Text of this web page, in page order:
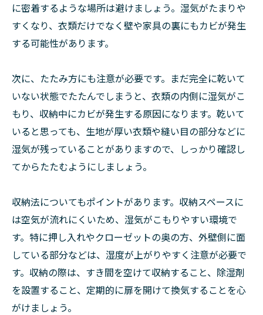
に密着するような場所は避けましょう。湿気がたまりや
すくなり、衣類だけでなく壁や家具の裏にもカビが発生
する可能性があります。
次に、たたみ方にも注意が必要です。まだ完全に乾いて
いない状態でたたんでしまうと、衣類の内側に湿気がこ
もり、収納中にカビが発生する原因になります。乾いて
いると思っても、生地が厚い衣類や縫い目の部分などに
湿気が残っていることがありますので、しっかり確認し
てからたたむようにしましょう。
収納法についてもポイントがあります。収納スペースに
は空気が流れにくいため、湿気がこもりやすい環境で
す。特に押し入れやクローゼットの奥の方、外壁側に面
している部分などは、湿度が上がりやすく注意が必要で
す。収納の際は、すき間を空けて収納すること、除湿剤
を設置すること、定期的に扉を開けて換気することを心
がけましょう。